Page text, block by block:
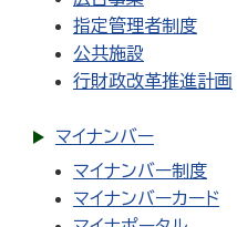
指定管理者制度
公共施設
行財政改革推進計画
マイナンバー
マイナンバー制度
マイナンバーカード